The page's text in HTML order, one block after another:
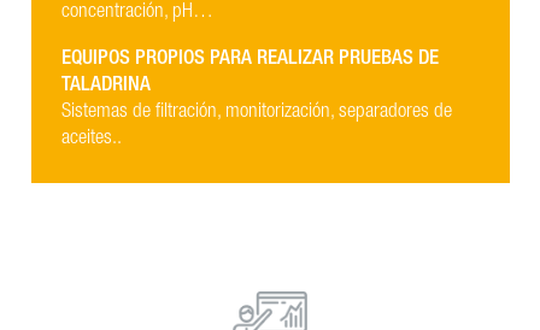
concentración, pH…
EQUIPOS PROPIOS PARA REALIZAR PRUEBAS DE
TALADRINA
Sistemas de filtración, monitorización, separadores de
aceites..